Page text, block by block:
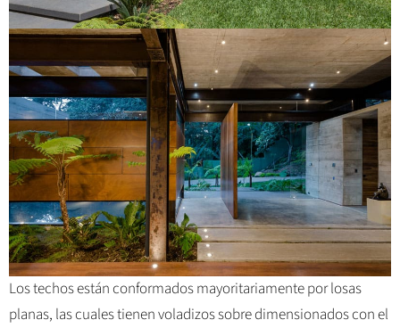
Los techos están conformados mayoritariamente por losas
planas, las cuales tienen voladizos sobre dimensionados con el